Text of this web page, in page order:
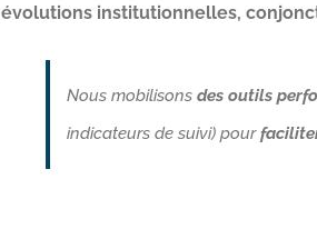
évolutions institutionnelles,
Nous mobilisons des outils
indicateurs de suivi) pour